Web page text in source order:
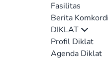
Fasilitas
Berita
DIKLAT
Profil Diklat
Agenda Diklat